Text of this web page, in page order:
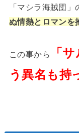
「マシラ海賊団
ぬ情熱とロマンを
この事から
「
う異名も持